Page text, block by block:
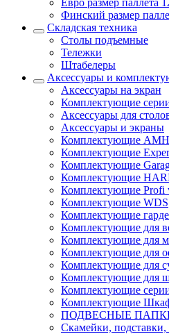
Финский размер
Складская техника
Столы подъемные
Тележки
Штабелеры
Аксессуары и
Аксессуары на экран
Комплектующие
Аксессуары для
Аксессуары и экраны
Комплектующие
Комплектующие
Комплектующие
Комплектующие
Комплектующие Profi
Комплектующие WDS
Комплектующие
Комплектующие для
Комплектующие для
Комплектующие для
Комплектующие для
Комплектующие для
Комплектующие
Комплектующие
ПОДВЕСНЫЕ
Скамейки,